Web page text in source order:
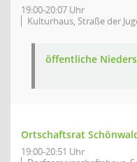
19:00-20:07 Uhr
Kulturhaus, Straße der
öffentliche
Ortschaftsrat
19:00-20:51 Uhr